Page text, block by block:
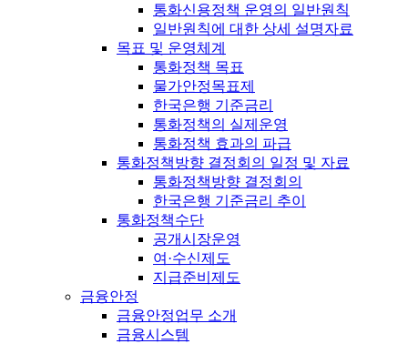
통화신용정책 운영의 일반원칙
일반원칙에 대한 상세 설명자료
목표 및 운영체계
통화정책 목표
물가안정목표제
한국은행 기준금리
통화정책의 실제운영
통화정책 효과의 파급
통화정책방향 결정회의 일정 및 자료
통화정책방향 결정회의
한국은행 기준금리 추이
통화정책수단
공개시장운영
여·수신제도
지급준비제도
금융안정
금융안정업무 소개
금융시스템